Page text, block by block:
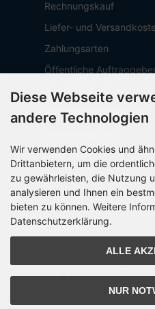
Rechnungskauf
Liefer- und
Zahlungsarten
Öffentliche
Geschäftskunden
Beschaffungsplattform
Über OCTO IT
Sitemap
PARTNER
Diese Webseite
andere Technologien
Wir verwenden Cookies und
Drittanbietern, um die
zu gewährleisten, die Nutzung
analysieren und Ihnen ein
bieten zu können. Weitere
Datenschutzerklärung.
ALLE
NUR